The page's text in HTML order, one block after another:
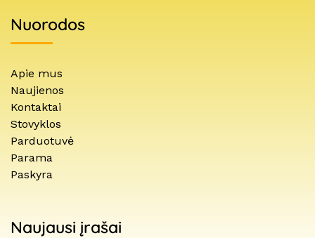
Nuorodos
Apie mus
Naujienos
Kontaktai
Stovyklos
Parduotuvė
Parama
Paskyra
Naujausi įrašai